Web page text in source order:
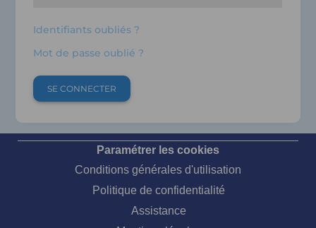
Identifiants oubliés ?
Mot de passe oublié ?
SE CONNECTER
Paramétrer les cookies
Conditions générales d'utilisation
Politique de confidentialité
Assistance